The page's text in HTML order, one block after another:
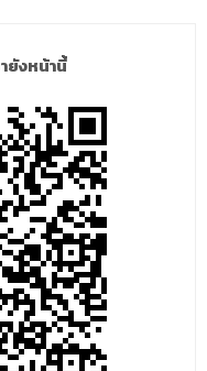
ยังหน้านี้